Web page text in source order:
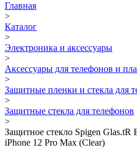
Главная
>
Каталог
>
Электроника и аксессуары
>
Аксессуары для телефонов и
>
Защитные пленки и стекла для
>
Защитные стекла для телефонов
>
Защитное стекло Spigen
iPhone 12 Pro Max (Clear)